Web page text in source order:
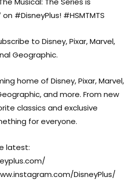
#DisneyPlus! #HSMTMTS
to Disney, Pixar, Marvel,
Geographic.
home of Disney, Pixar, Marvel,
and more. From new
classics and exclusive
for everyone.
latest:
DisneyPlus/